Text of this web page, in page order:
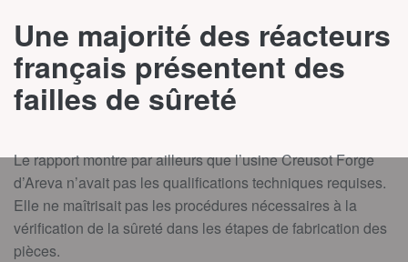
Une majorité des réacteurs
français présentent des
failles de sûreté
Le rapport montre par ailleurs que l’usine Creusot Forge
d’Areva n’avait pas les qualifications techniques requises.
Elle ne maîtrisait pas les procédures nécessaires à la
vérification de la sûreté dans les étapes de fabrication des
pièces.